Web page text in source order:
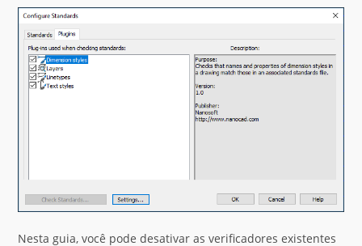
Nesta guia, você pode desativar as verificadores existentes